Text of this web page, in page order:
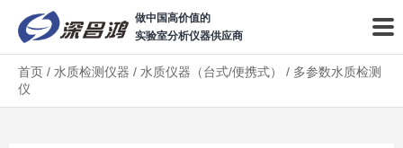
做中国高价值的
实验室分析仪器供应商
首页 / 水质检测仪器 / 水质仪器（台式/便携式） / 多参数水质检测
仪